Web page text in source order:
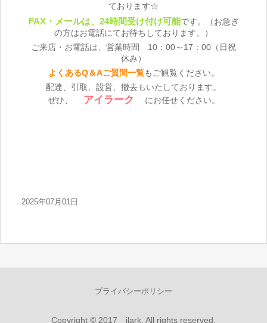
ております☆
FAX・メールは、24時間受け付け可能です。（お急ぎ
の方はお電話にてお待ちしております。）
ご来店・お電話は、営業時間 10：00～17：00（日祝
休み）
よくあるQ＆Aご質問一覧もご観覧ください。
配達、引取、設営、撤去もいたしております。
ぜひ、 アイラーク にお任せください。
2025年07月01日
プライバシーポリシー
Copyright © 2017 ilark, All rights reserved.